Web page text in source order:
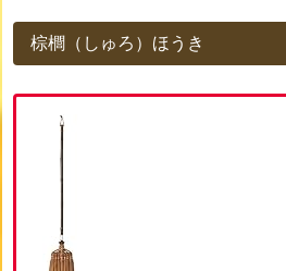
棕櫚（しゅろ）ほうき